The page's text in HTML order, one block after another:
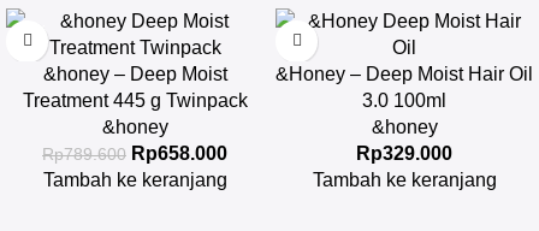
&honey – Deep Moist
Treatment 445 g Twinpack
&honey
Rp789.600 Rp658.000
Tambah ke keranjang
&Honey – Deep Moist Hair Oil
3.0 100ml
&honey
Rp329.000
Tambah ke keranjang